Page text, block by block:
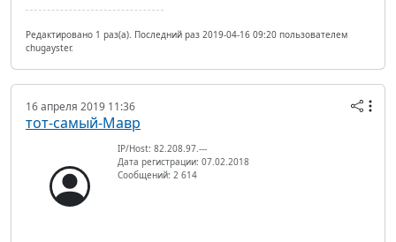
Редактировано 1 раз(а). Последний раз 2019-04-16 09:20 пользователем
chugayster.
16 апреля 2019 11:36
тот-самый-Мавр
IP/Host: 82.208.97.---
Дата регистрации: 07.02.2018
Сообщений: 2 614